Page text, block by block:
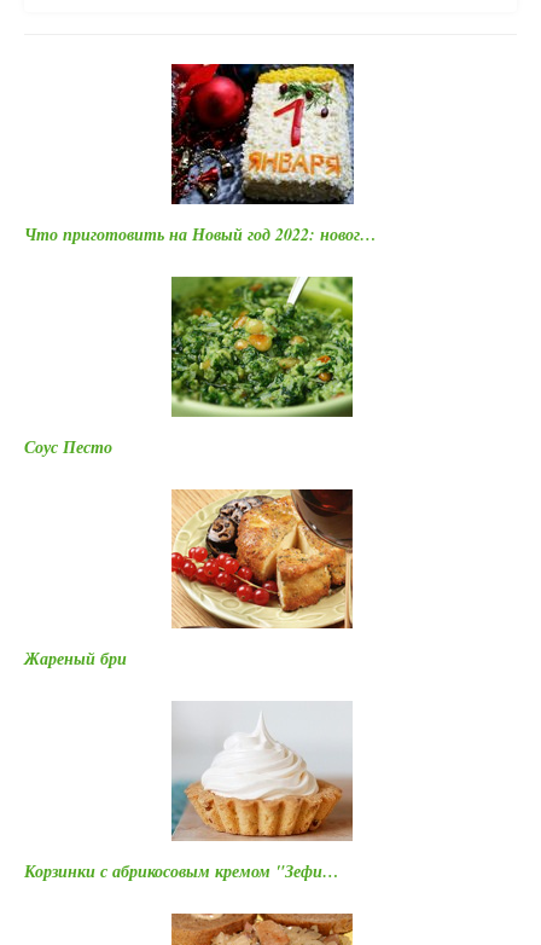
Что приготовить на Новый год 2022: новог…
Соус Песто
Жареный бри
Корзинки с абрикосовым кремом "Зефи…